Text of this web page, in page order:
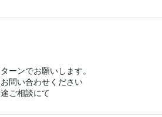
ーンでお願いします。
問い合わせください
ご相談にて